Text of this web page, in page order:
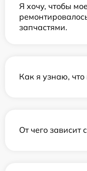
Я хочу, чтобы
запчастями.
Как я узнаю, что
От чего зависит